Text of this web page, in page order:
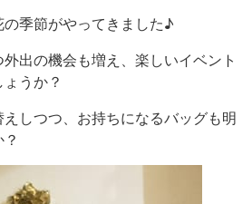
季節がやってきました♪
出の機会も増え、楽しいイベント
うか？
しつつ、お持ちになるバッグも明